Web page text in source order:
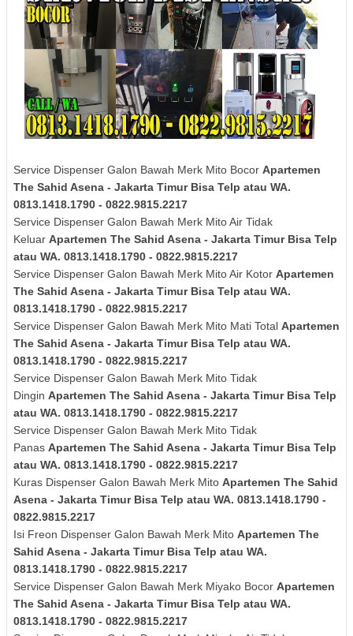
Service Dispenser Galon Bawah Merk Mito Bocor Apartemen
The Sahid Asena - Jakarta Timur Bisa Telp atau WA.
0813.1418.1790 - 0822.9815.2217
Service Dispenser Galon Bawah Merk Mito Air Tidak
Keluar Apartemen The Sahid Asena - Jakarta Timur Bisa Telp
atau WA. 0813.1418.1790 - 0822.9815.2217
Service Dispenser Galon Bawah Merk Mito Air Kotor Apartemen
The Sahid Asena - Jakarta Timur Bisa Telp atau WA.
0813.1418.1790 - 0822.9815.2217
Service Dispenser Galon Bawah Merk Mito Mati Total Apartemen
The Sahid Asena - Jakarta Timur Bisa Telp atau WA.
0813.1418.1790 - 0822.9815.2217
Service Dispenser Galon Bawah Merk Mito Tidak
Dingin Apartemen The Sahid Asena - Jakarta Timur Bisa Telp
atau WA. 0813.1418.1790 - 0822.9815.2217
Service Dispenser Galon Bawah Merk Mito Tidak
Panas Apartemen The Sahid Asena - Jakarta Timur Bisa Telp
atau WA. 0813.1418.1790 - 0822.9815.2217
Kuras Dispenser Galon Bawah Merk Mito Apartemen The Sahid
Asena - Jakarta Timur Bisa Telp atau WA. 0813.1418.1790 -
0822.9815.2217
Isi Freon Dispenser Galon Bawah Merk Mito Apartemen The
Sahid Asena - Jakarta Timur Bisa Telp atau WA.
0813.1418.1790 - 0822.9815.2217
Service Dispenser Galon Bawah Merk Miyako Bocor Apartemen
The Sahid Asena - Jakarta Timur Bisa Telp atau WA.
0813.1418.1790 - 0822.9815.2217